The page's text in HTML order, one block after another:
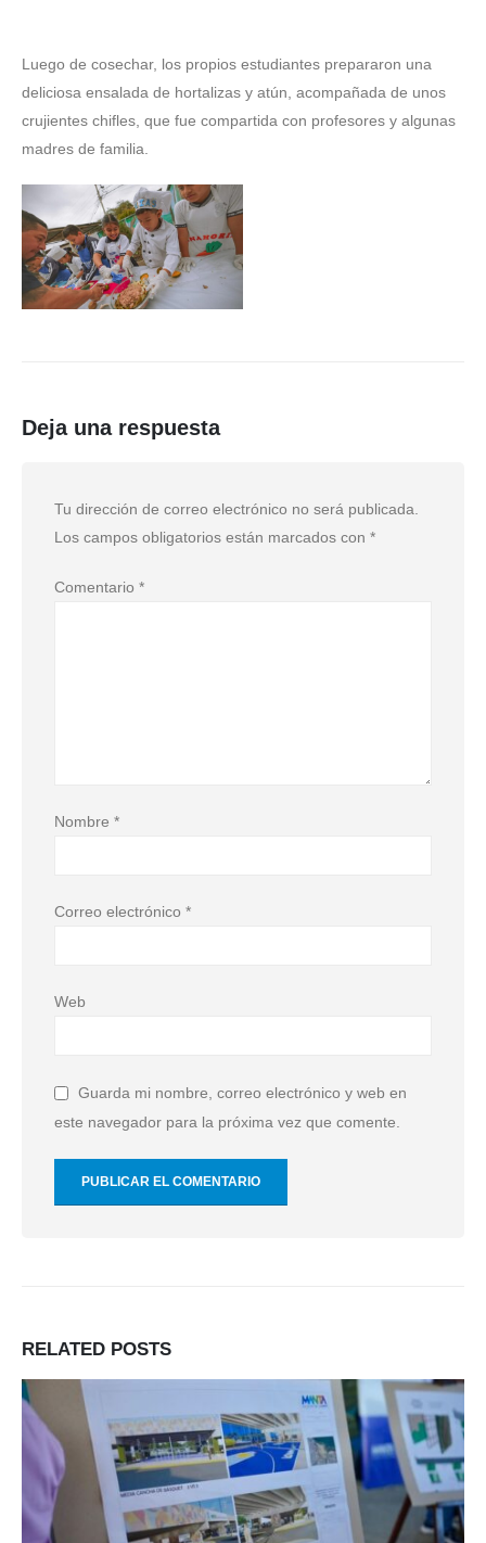
‎Luego de cosechar, los propios estudiantes prepararon una
deliciosa ensalada de hortalizas y atún, acompañada de unos
crujientes chifles, que fue compartida con profesores y algunas
madres de familia.
Deja una respuesta
Tu dirección de correo electrónico no será publicada.
Los campos obligatorios están marcados con *
Comentario *
Nombre *
Correo electrónico *
Web
Guarda mi nombre, correo electrónico y web en
este navegador para la próxima vez que comente.
RELATED POSTS